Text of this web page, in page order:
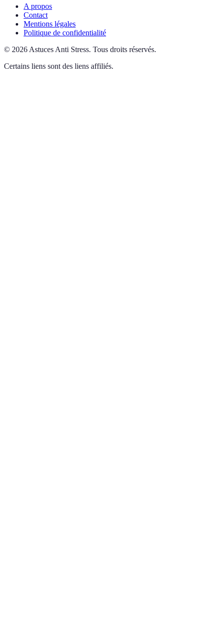
A propos
Contact
Mentions légales
Politique de confidentialité
© 2026 Astuces Anti Stress. Tous droits réservés.
Certains liens sont des liens affiliés.